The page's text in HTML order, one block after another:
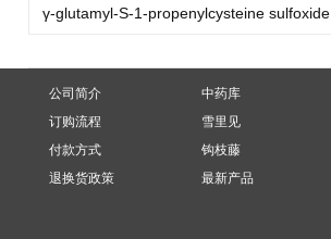
γ-glutamyl-S-1-propenylcysteine sulfoxide
公司简介
订购流程
付款方式
退换货政策
中药库
雪里见
钩枝藤
最新产品